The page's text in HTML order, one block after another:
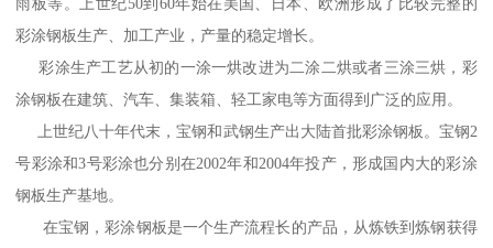
彩涂钢板生产、加工产业，产量的稳定增长。
彩涂生产工艺从初的一涂一烘改进为二涂二烘或者三涂三烘，彩
涂钢板在建筑、汽车、集装箱、轻工家电等方面得到广泛的应用。
上世纪八十年代末，宝钢和武钢生产出大陆首批彩涂钢板。宝钢2
号彩涂和3号彩涂也分别在2002年和2004年投产，形成国内大的彩涂
钢板生产基地。
在宝钢，彩涂钢板是一个生产流程长的产品，从炼铁到炼钢获得